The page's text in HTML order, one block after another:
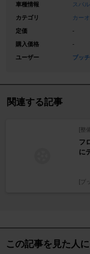
車種情報
スバ
カテゴリ
カー
定価
-
購入価格
-
ユーザー
ブッ
関連する記事
[整
フ
に
[ブ
この記事を見た人